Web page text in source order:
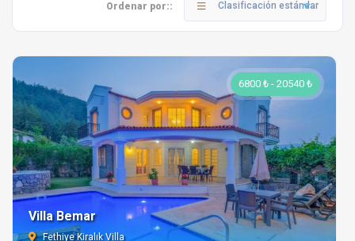
Ordenar por:: Clasificación estándar
6800 ₺ - 20540 ₺
Villa Bemar
Fethiye Kiralık Villa